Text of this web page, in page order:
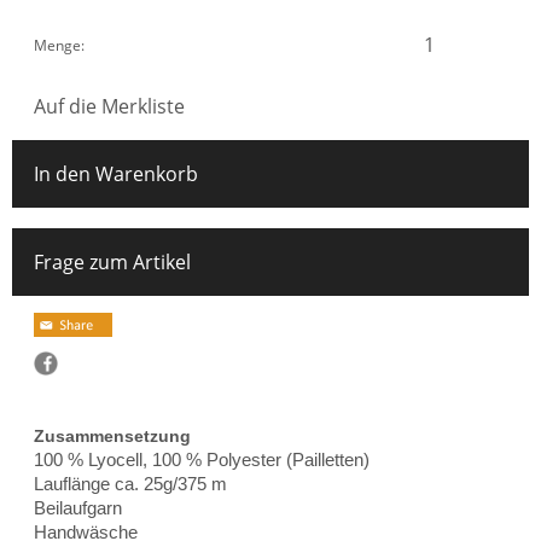
Menge:
Auf die Merkliste
In den Warenkorb
Frage zum Artikel
Zusammensetzung
100 % Lyocell, 100 % Polyester (Pailletten)
Lauflänge ca. 25g/375 m
Beilaufgarn
Handwäsche